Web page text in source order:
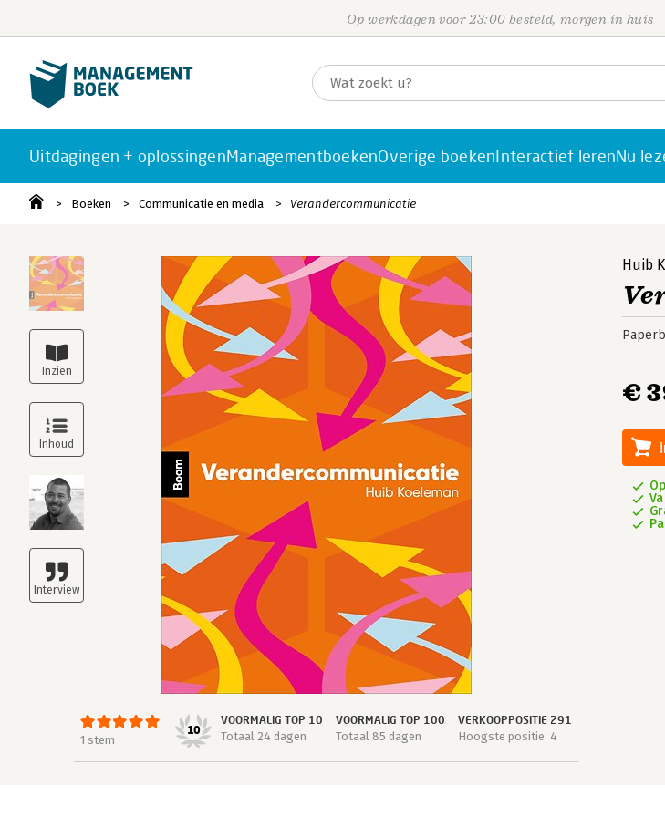
Op werkdagen voor 23:00 besteld, morgen in huis
Uitdagingen + oplossingenManagementboekenOverige boekenInteractief lerenNu
Boeken Communicatie en media Verandercommunicatie
1 stem
10
VOORMALIG TOP 10
Totaal 24 dagen
VOORMALIG TOP 100
Totaal 85 dagen
VERKOOPPOSITIE 291
Hoogste positie: 4
Huib
€